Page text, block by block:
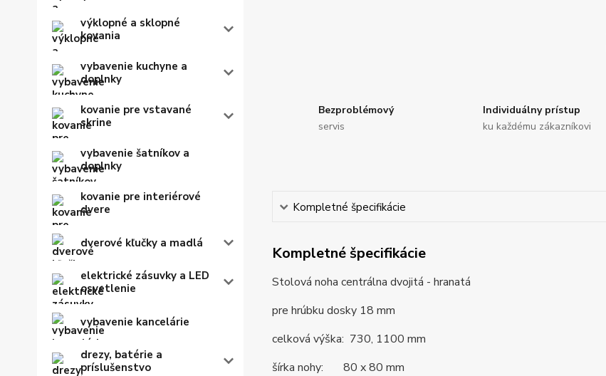
výklopné a sklopné
kovania
vybavenie kuchyne a
doplnky
kovanie pre vstavané
skrine
vybavenie šatníkov a
doplnky
kovanie pre interiérové
dvere
dverové kľučky a madlá
elektrické zásuvky a LED
osvetlenie
vybavenie kancelárie
drezy, batérie a
príslušenstvo
Bezproblémový
servis
Individuálny prístup
ku každému zákazníkovi
Kompletné špecifikácie
Kompletné špecifikácie
Stolová noha centrálna dvojitá - hranatá
pre hrúbku dosky 18 mm
celková výška: 730, 1100 mm
šírka nohy: 80 x 80 mm